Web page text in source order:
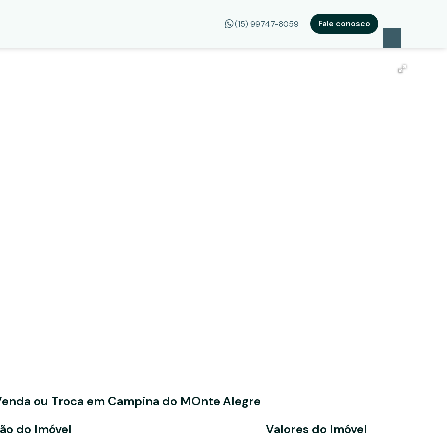
Fale conosco
(15) 99747-8059
ou Troca em Campina do MOnte Alegre
do Imóvel
Valores do Imóvel